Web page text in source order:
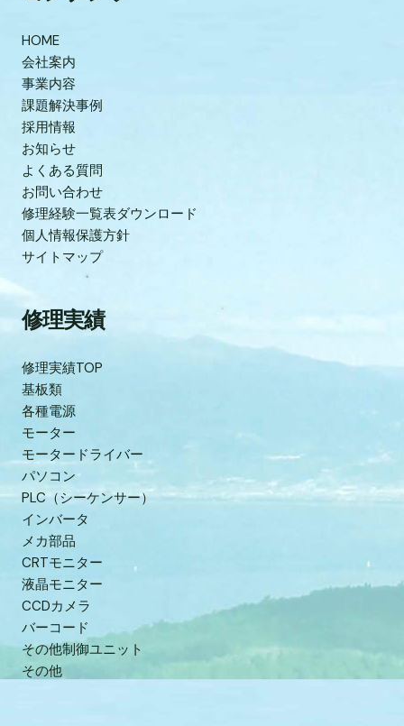
HOME
会社案内
事業内容
課題解決事例
採用情報
お知らせ
よくある質問
お問い合わせ
修理経験一覧表ダウンロード
個人情報保護方針
サイトマップ
修理実績
修理実績TOP
基板類
各種電源
モーター
モータードライバー
パソコン
PLC（シーケンサー）
インバータ
メカ部品
CRTモニター
液晶モニター
CCDカメラ
バーコード
その他制御ユニット
その他